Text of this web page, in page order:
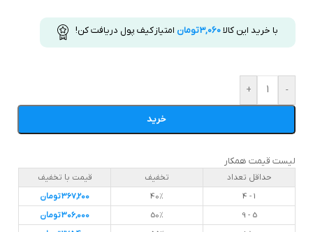
با خرید این کالا3,060تومان امتیاز کیف پول دریافت کن!
-
+
خرید
لیست قیمت همکار
حداقل تعداد تخفیف
قیمت با تخفیف
1 - 4
40%
367,200تومان
5 - 9
50%
306,000تومان